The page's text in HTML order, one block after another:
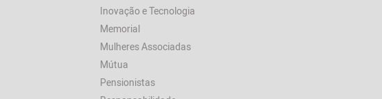
Inovação e Tecnologia
Memorial
Mulheres Associadas
Mútua
Pensionistas